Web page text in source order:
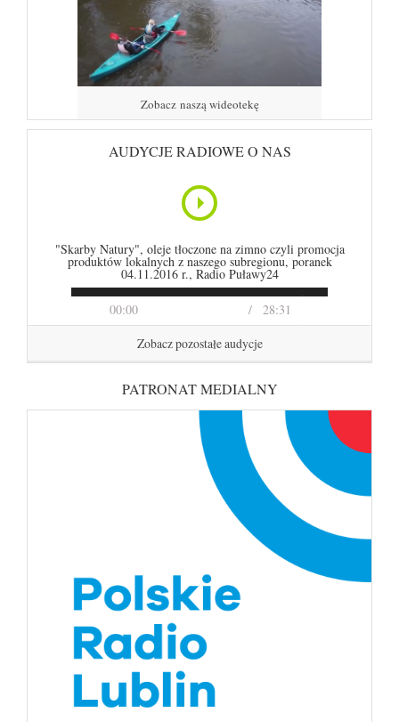
Zobacz naszą wideotekę
AUDYCJE RADIOWE O NAS
00:00 28:31
"Skarby Natury", oleje tłoczone na zimno czyli promocja
produktów lokalnych z naszego subregionu, poranek
04.11.2016 r., Radio Puławy24
Zobacz pozostałe audycje
PATRONAT MEDIALNY